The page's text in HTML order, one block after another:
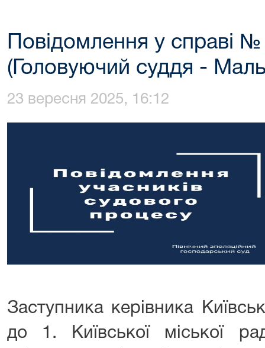
Повідомлення у справі
(Головуючий суддя -
23 вересня 2025, 16:12
Заступника керівника
до 1. Київської міської